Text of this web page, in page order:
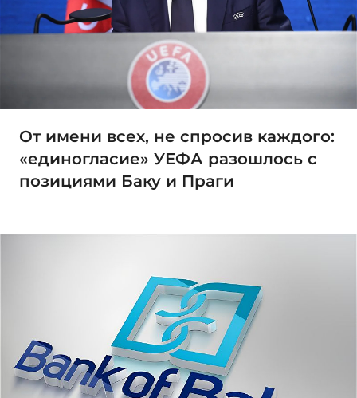
От имени всех, не спросив каждого:
«единогласие» УЕФА разошлось с
позициями Баку и Праги